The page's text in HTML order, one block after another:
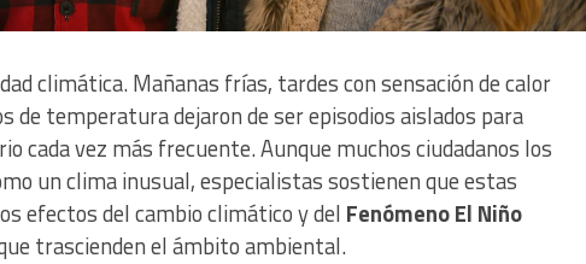
climática. Mañanas frías, tardes con sensación de calor
de temperatura dejaron de ser episodios aislados para
cada vez más frecuente. Aunque muchos ciudadanos los
un clima inusual, especialistas sostienen que estas
efectos del cambio climático y del Fenómeno El Niño
trascienden el ámbito ambiental.